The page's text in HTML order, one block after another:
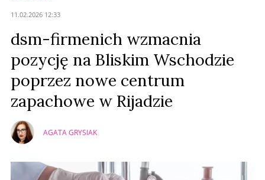
11.02.2026 12:33
dsm-firmenich wzmacnia
pozycję na Bliskim Wschodzie
poprzez nowe centrum
zapachowe w Rijadzie
AGATA GRYSIAK